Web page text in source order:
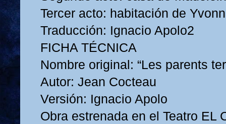
Tercer acto: habitación de
Traducción: Ignacio Apolo2
FICHA TÉCNICA
Nombre original: “Les parents
Autor: Jean Cocteau
Versión: Ignacio Apolo
Obra estrenada en el Teatro EL